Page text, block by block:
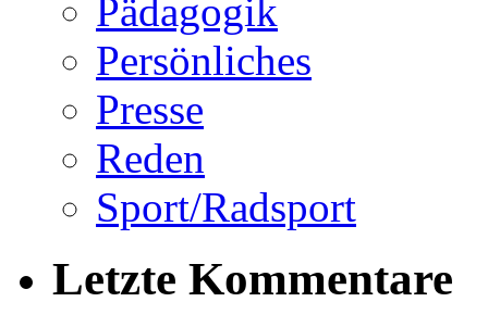
Pädagogik
Persönliches
Presse
Reden
Sport/Radsport
Letzte Kommentare